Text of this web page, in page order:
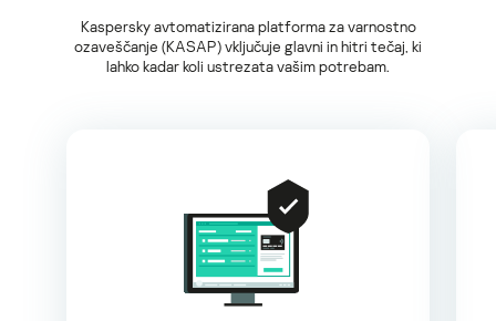
Kaspersky avtomatizirana platforma za varnostno
ozaveščanje (KASAP) vključuje glavni in hitri tečaj, ki
lahko kadar koli ustrezata vašim potrebam.